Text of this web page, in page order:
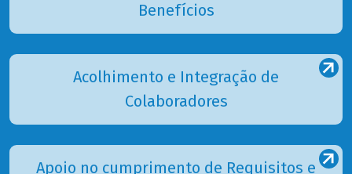
Benefícios
Acolhimento e Integração de
Colaboradores
Apoio no cumprimento de Requisitos e